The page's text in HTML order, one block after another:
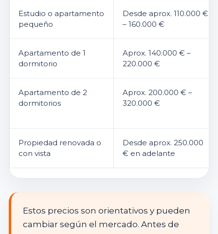
Estudio o apartamento
pequeño
Desde aprox. 110.000 €
– 160.000 €
Apartamento de 1
dormitorio
Aprox. 140.000 € –
220.000 €
Apartamento de 2
dormitorios
Aprox. 200.000 € –
320.000 €
Propiedad renovada o
con vista
Desde aprox. 250.000
€ en adelante
Estos precios son orientativos y pueden
cambiar según el mercado. Antes de